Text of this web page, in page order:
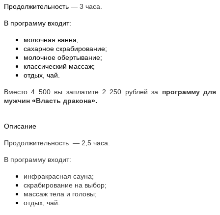
Продолжительность — 3 часа.
В программу входит:
молочная ванна;
сахарное скрабирование;
молочное обертывание;
классический массаж;
отдых, чай.
Вместо 4 500 вы заплатите 2 250 рублей за программу для
мужчин «Власть дракона».
Описание
Продолжительность — 2,5 часа.
В программу входит:
инфракрасная сауна;
скрабирование на выбор;
массаж тела и головы;
отдых, чай.